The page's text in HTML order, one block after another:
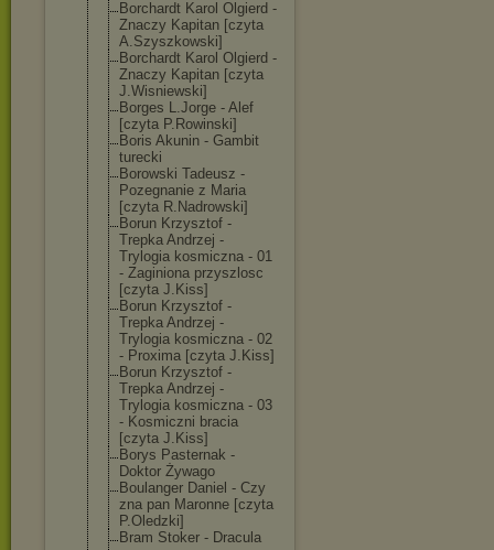
Borchardt Karol Olgierd -
Znaczy Kapitan [czyta
A.Szyszkowski]
Borchardt Karol Olgierd -
Znaczy Kapitan [czyta
J.Wisniewski]
Borges L.Jorge - Alef
[czyta P.Rowinski]
Boris Akunin - Gambit
turecki
Borowski Tadeusz -
Pozegnanie z Maria
[czyta R.Nadrowski]
Borun Krzysztof -
Trepka Andrzej -
Trylogia kosmiczna - 01
- Zaginiona przyszlosc
[czyta J.Kiss]
Borun Krzysztof -
Trepka Andrzej -
Trylogia kosmiczna - 02
- Proxima [czyta J.Kiss]
Borun Krzysztof -
Trepka Andrzej -
Trylogia kosmiczna - 03
- Kosmiczni bracia
[czyta J.Kiss]
Borys Pasternak -
Doktor Żywago
Boulanger Daniel - Czy
zna pan Maronne [czyta
P.Oledzki]
Bram Stoker - Dracula